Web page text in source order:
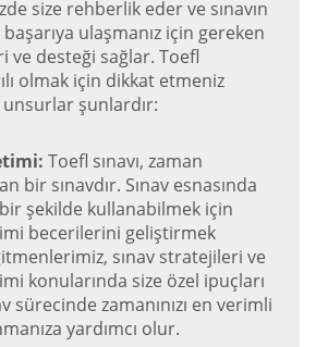
size rehberlik eder ve sınavın
ulaşmanız için gereken
ve desteği sağlar. Toefl
olmak için dikkat etmeniz
unsurlar şunlardır:
Toefl sınavı, zaman
bir sınavdır. Sınav esnasında
şekilde kullanabilmek için
becerilerini geliştirmek
sınav stratejileri ve
konularında size özel ipuçları
sürecinde zamanınızı en verimli
yardımcı olur.